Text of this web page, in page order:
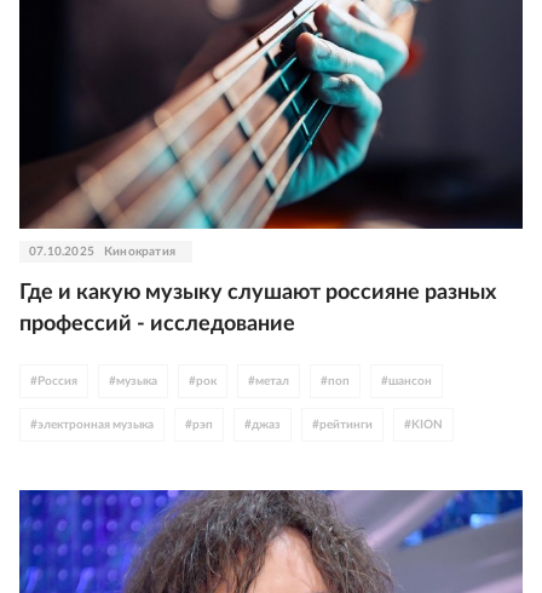
07.10.2025 Кинократия
Где и какую музыку слушают россияне разных
профессий - исследование
# Россия #музыка #рок #метал #поп #шансон
#электронная музыка #рэп #джаз #рейтинги # KION